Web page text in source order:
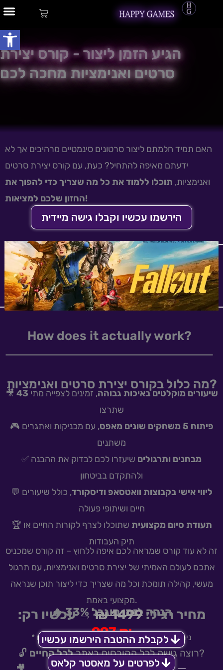
content
Skip
content
עגלת
הגיע הזמן ליצור - קורס יצירת
סרטים ואנימציות מחכה לכם
האם תמיד חלמתם ליצור סרטונים סינמטיים מרהיבים אך לא
ידעתם מאיפה להתחיל? כעת, עם קורס יצירת סרטים
ואנימציות, תוכלו ללמוד את כל מה שצריך כדי להפוך את
החזון שלכם למציאות!
הירשמו עכשיו וקבלו גישה מיידית
מה כלול בקורס יצירת סרטים ואנימציות?
🎥 43 שיעורים מוקלטים באיכות גבוהה, זמינים לצפייה מתי
שתרצו
🎮
פיתוח 5 משחקים שונים מאפס
, עם מכניקות ואתגרים
משתנים
✅
מבחנים ותרגולים שיעזרו לכם לבדוק את ההבנה
ולהתקדם בביטחון
💬
ליווי אישי בקבוצות וואטסאפ ודיסקורד, כולל שיעורים
חיים ושיתופי פעולה
🏆
תעודת סיום מקצועית שתוכלו לצרף לקורות החיים או
תיק העבודות
זה לא עוד קורס שמראה לכם איפה ללחוץ – זה קורס שמכניס
אתכם לעולם האמיתי של יצירת סרטים ואנימציות, עם תרגול
מעשי, קהילה תומכת וכל מה שצריך כדי ליצור תוכן שנראה
מקצועי באמת.
🔥 33% הנחה לזמן מוגבלמחיר רגיל: 1499 ₪
→ עכשיו רק:
997 ₪
* ניתן לחלק עד12 תשלומים – 83.08 ₪ לתשלום
לקבלת ההטבה הירשמו עכשיו
🔓 רוצה גישה לכל הקורסים באתרלכל החיים ?
לפרטים על מאסטר קלאס
How does it actually work?
Open toolbar